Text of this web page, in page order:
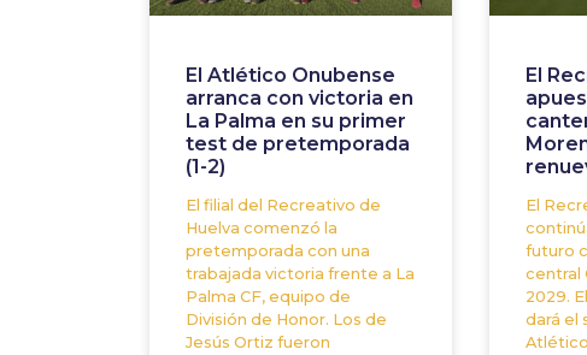
El Atlético Onubense
arranca con victoria en
La Palma en su primer
test de pretemporada
(1-2)
El filial del Recreativo de
Huelva comenzó la
pretemporada con una
trabajada victoria frente a La
Palma CF, equipo de
División de Honor. Los de
Jesús Ortiz fueron
El
El
futuro
central
2029.
dará el